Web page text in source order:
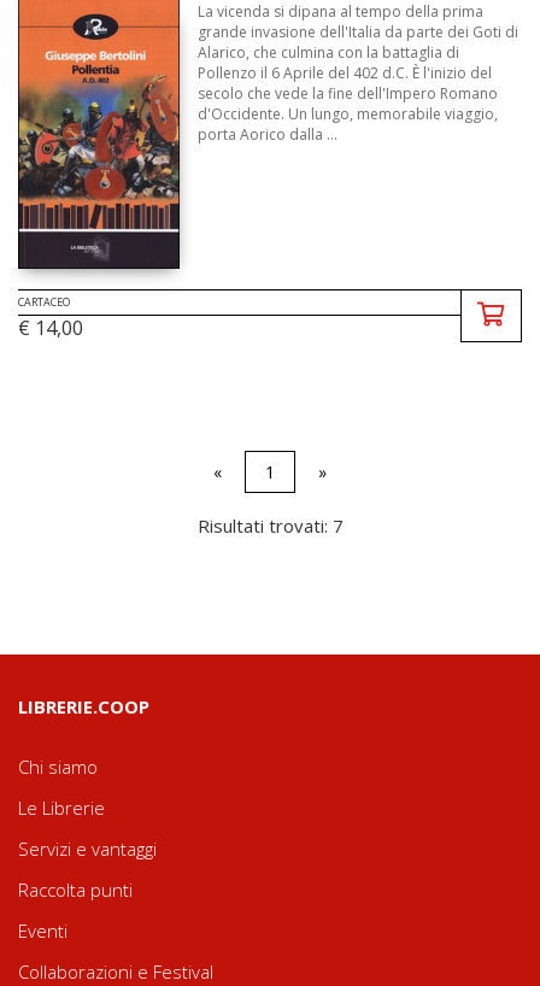
La vicenda si dipana al tempo della prima
grande invasione dell'Italia da parte dei Goti di
Alarico, che culmina con la battaglia di
Pollenzo il 6 Aprile del 402 d.C. È l'inizio del
secolo che vede la fine dell'Impero Romano
d'Occidente. Un lungo, memorabile viaggio,
porta Aorico dalla ...
CARTACEO
€ 14,00
« 1 »
Risultati trovati: 7
LIBRERIE.COOP
Chi siamo
Le Librerie
Servizi e vantaggi
Raccolta punti
Eventi
Collaborazioni e Festival